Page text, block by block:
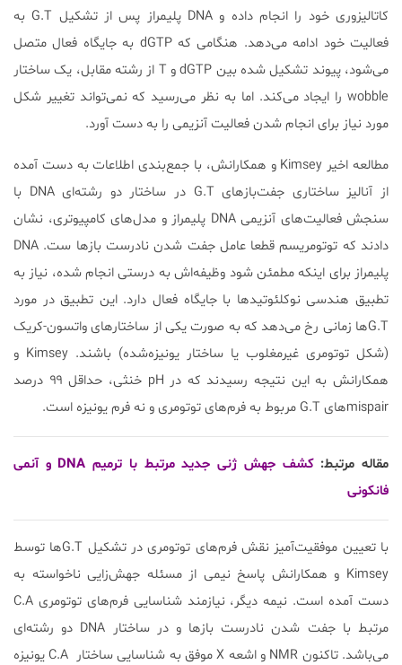
کاتالیزوری خود را انجام داده و DNA پلیمراز پس از تشکیل G.T به
فعالیت خود ادامه می‌دهد. هنگامی که dGTP به جایگاه فعال متصل
می‌شود، پیوند تشکیل شده بین dGTP و T از رشته مقابل، یک ساختار
wobble را ایجاد می‌کند. اما به نظر می‌رسید که نمی‌تواند تغییر شکل
مورد نیاز برای انجام شدن فعالیت آنزیمی را به دست آورد.
مطالعه اخیر Kimsey و همکارانش، با جمع‌بندی اطلاعات به دست آمده
از آنالیز ساختاری جفت‌بازهای G.T در ساختار دو رشته‌ای DNA با
سنجش فعالیت‌های آنزیمی DNA پلیمراز و مدل‌های کامپیوتری، نشان
دادند که توتومریسم قطعا عامل جفت شدن نادرست بازها ست. DNA
پلیمراز برای اینکه مطمئن شود وظیفه‌اش به درستی انجام شده، نیاز به
تطبیق هندسی نوکلئوتیدها با جایگاه فعال دارد. این تطبیق در مورد
G.Tها زمانی رخ می‌دهد که به صورت یکی از ساختارهای واتسون-کریک
(شکل توتومری غیرمغلوب یا ساختار یونیزه‌شده) باشند. Kimsey و
همکارانش به این نتیجه رسیدند که در pH خنثی، حداقل ۹۹ درصد
mispairهای G.T مربوط به فرم‌های توتومری و نه فرم‌ یونیزه است.
مقاله مرتبط:
کشف جهش ژنی جدید مرتبط با ترمیم DNA و آنمی
فانکونی
با تعیین موفقیت‌آمیز نقش فرم‌های توتومری در تشکیل G.Tها توسط
Kimsey و همکارانش پاسخ نیمی از مسئله جهش‌زایی ناخواسته به
دست آمده است. نیمه دیگر، نیازمند شناسایی فرم‌های توتومری C.A
مرتبط با جفت شدن نادرست بازها و در ساختار DNA دو رشته‌ای
می‌باشد. تاکنون NMR و اشعه X موفق به شناسایی ساختار C.A یونیزه